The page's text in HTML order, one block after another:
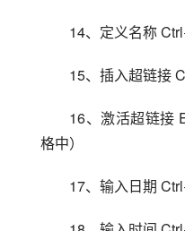
14、定义名称
15、插入超链接
16、激活超链接
格中）
17、输入日期